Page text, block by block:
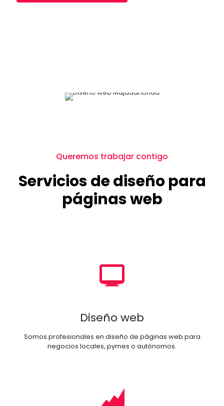
Queremos trabajar contigo
Servicios de diseño para
páginas web
Diseño web
Somos profesionales en diseño de páginas web para
negocios locales, pymes o autónomos.